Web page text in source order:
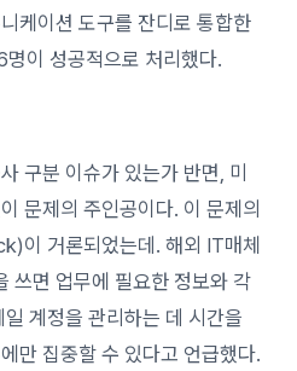
케이션 도구를 잔디로 통합한
이 성공적으로 처리했다.
구분 이슈가 있는가 반면, 미
문제의 주인공이다. 이 문제의
이 거론되었는데. 해외 IT매체
쓰면 업무에 필요한 정보와 각
계정을 관리하는 데 시간을
만 집중할 수 있다고 언급했다.